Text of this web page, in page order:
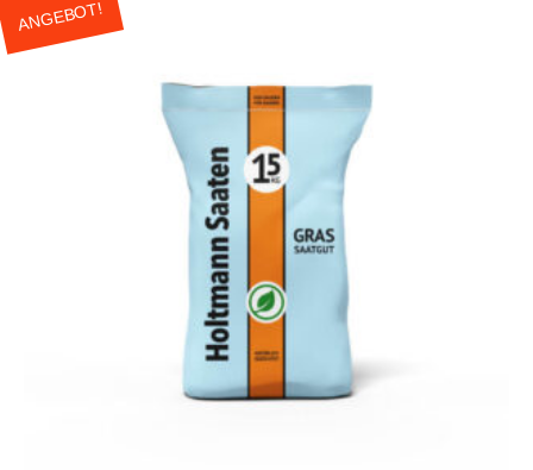
ANGEBOT!